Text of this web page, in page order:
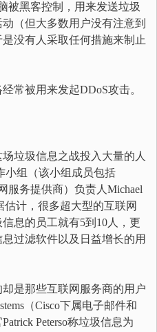
被黑客控制，用来发送垃圾
（但大多数用户没有注意到
没有人采取任何措施来制止
常被用来发起DDoS攻击。
垃圾信息之战投入大量的人
小组（该小组成员包括
服务提供商）负责人Michael
估计，很多超大型的互联网
息的员工就有5到10人，更
过滤软件以及日益增长的用
是那些互联网服务商的用户
（Cisco下属电子邮件和
Peterso称垃圾信息为